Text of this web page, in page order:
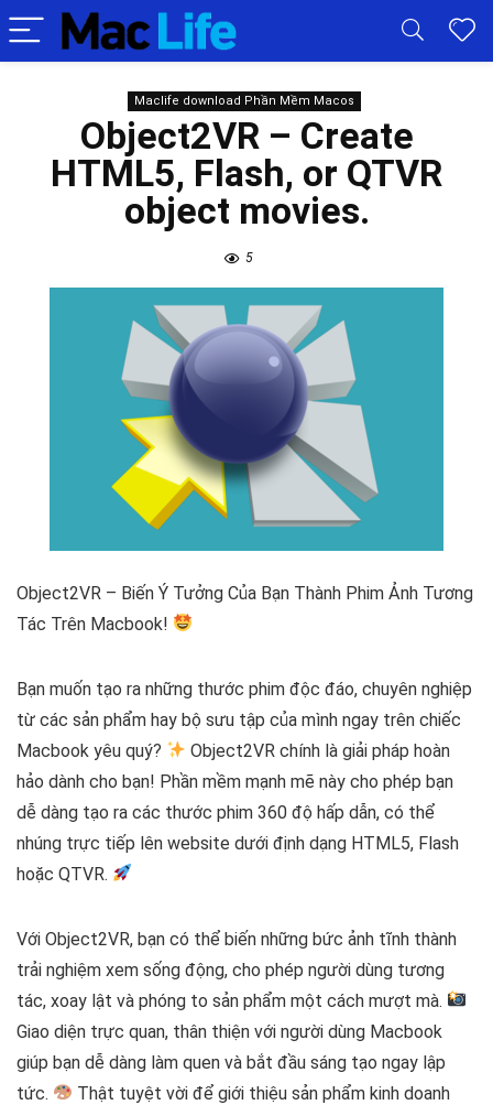
Maclife download Phần Mềm Macos
Object2VR – Create
HTML5, Flash, or QTVR
object movies.
5
Object2VR – Biến Ý Tưởng Của Bạn Thành Phim Ảnh Tương
Tác Trên Macbook!
Bạn muốn tạo ra những thước phim độc đáo, chuyên nghiệp
từ các sản phẩm hay bộ sưu tập của mình ngay trên chiếc
Macbook yêu quý?
Object2VR chính là giải pháp hoàn
hảo dành cho bạn! Phần mềm mạnh mẽ này cho phép bạn
dễ dàng tạo ra các thước phim 360 độ hấp dẫn, có thể
nhúng trực tiếp lên website dưới định dạng HTML5, Flash
hoặc QTVR.
Với Object2VR, bạn có thể biến những bức ảnh tĩnh thành
trải nghiệm xem sống động, cho phép người dùng tương
tác, xoay lật và phóng to sản phẩm một cách mượt mà.
Giao diện trực quan, thân thiện với người dùng Macbook
giúp bạn dễ dàng làm quen và bắt đầu sáng tạo ngay lập
tức.
Thật tuyệt vời để giới thiệu sản phẩm kinh doanh